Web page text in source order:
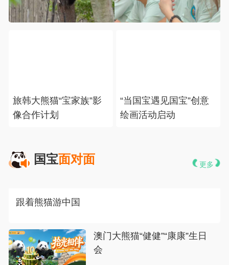
旅韩大熊猫“宝家族”影
像合作计划
“当国宝遇见国宝”创意
绘画活动启动
国宝面对面 更多
跟着熊猫游中国
澳门大熊猫“健健”“康康”生日
会